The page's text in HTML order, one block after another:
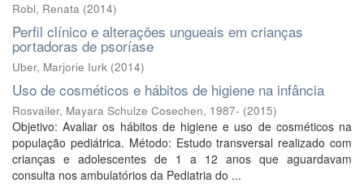
Robl, Renata (2014)
Perfil clínico e alterações ungueais em crianças
portadoras de psoríase
Uber, Marjorie Iurk (2014)
Uso de cosméticos e hábitos de higiene na infância
Rosvailer, Mayara Schulze Cosechen, 1987- (2015)
Objetivo: Avaliar os hábitos de higiene e uso de cosméticos na
população pediátrica. Método: Estudo transversal realizado com
crianças e adolescentes de 1 a 12 anos que aguardavam
consulta nos ambulatórios da Pediatria do ...